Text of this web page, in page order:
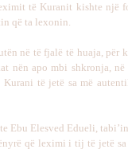
të Kuranit kishte një
që ta lexonin.
në të fjalë të huaja, për
nën apo mbi shkronja, në
të jetë sa më
Ebu Elesved Edueli,
që leximi i tij të jetë sa